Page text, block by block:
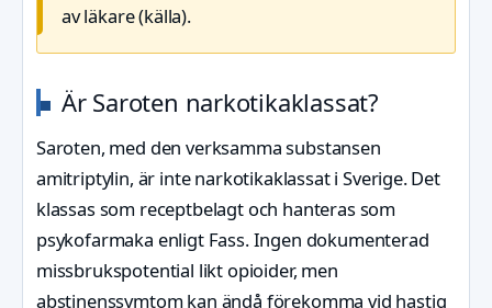
av läkare (källa).
Är Saroten narkotikaklassat?
Saroten, med den verksamma substansen
amitriptylin, är inte narkotikaklassat i Sverige. Det
klassas som receptbelagt och hanteras som
psykofarmaka enligt Fass. Ingen dokumenterad
missbrukspotential likt opioider, men
abstinenssymtom kan ändå förekomma vid hastig